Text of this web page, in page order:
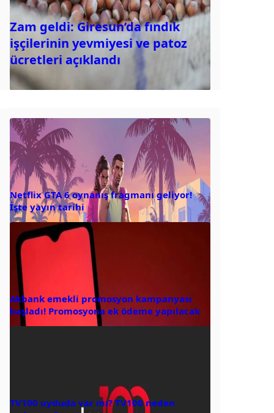
Zam geldi: Giresun’da fındık
işçilerinin yevmiyesi ve patoz
ücretleri açıklandı
Netflix GTA 6 oynanış fragmanı geliyor!
İşte yayın tarihi
Akbank emekli promosyon kampanyası
başladı! Promosyona ek ödeme yapılacak
TV100 uyduda var mı? TV100 neden